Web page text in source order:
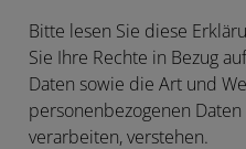
Bitte lesen Sie diese
Sie Ihre Rechte in Bezug
Daten sowie die Art und
personenbezogenen
verarbeiten, verstehen.